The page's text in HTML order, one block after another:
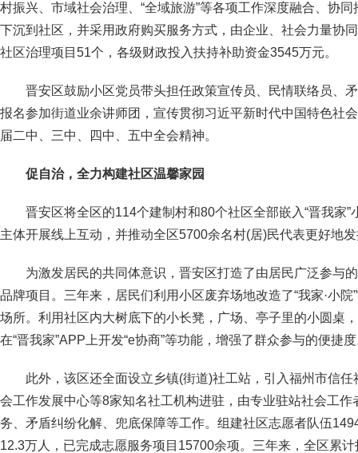
村振兴、市域社会治理、“全域旅游”等各项工作深度融合、协
下沉到社区，并采用政府购买服务方式，由企业、社会力量协
社区治理项目51个，各级财政投入扶持补助资金3545万元。
晋安区鼓励小区党员带头担任政策宣传员、民情联络员、
报名参加街道业余讲师团，宣传贯彻习近平新时代中国特色社
届二中、三中、四中、五中全会精神。
促自治，全力构建社区温馨家园
晋安区将全区的114个建制村和80个社区全部嵌入“晋我家
主体开展线上互动，并推动全区5700余名村(居)民代表更好地
为激发居民的共同体意识，晋安区打造了由居民广泛参与的
品牌项目。三年来，居民们利用小区废弃场地改造了“我家·小院
场所。利用社区内大树底下的小长凳，广场、亭子里的小圆桌
在“晋我家”APP上开发“e协商”等功能，增强了群众参与的便捷
此外，该区还全面设立乡镇(街道)社工站，引入福州市信
会工作发展中心等8家知名社工机构进驻，由专业驻站社会工
务、矛盾纠纷化解、兜底保障等工作。组建社区志愿者队伍
12.3万人，已完成志愿服务项目15700余项。三年来，全区累